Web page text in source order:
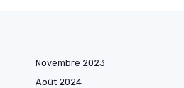
Novembre 2023
Août 2024